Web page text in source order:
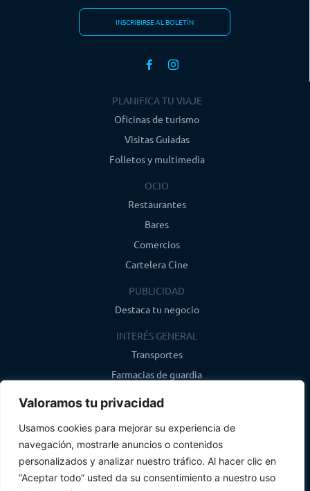
Valoramos tu privacidad
Usamos cookies para mejorar su experiencia de
navegación, mostrarle anuncios o contenidos
personalizados y analizar nuestro tráfico. Al hacer clic en
“Aceptar todo” usted da su consentimiento a nuestro uso
INSCRIBIRSE AL BOLETÍN
PLANIFICA TU VIAJE
Oficinas de turismo
Visitas Guiadas
Folletos y multimedia
OCIO
Restaurantes
Bares
Comercios
Cartelera Cine
PUBLICIDAD
Destaca tu negocio
INTERÉS GENERAL
Transportes
Farmacias de guardia
CONTACTO
info@infosegovia.com